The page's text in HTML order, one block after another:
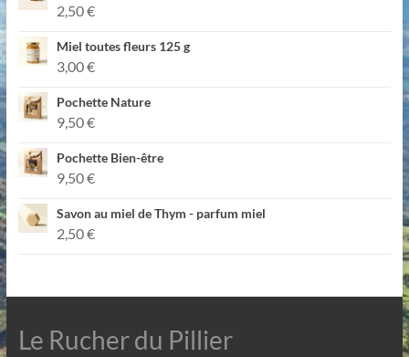
2,50€
Miel toutes fleurs 125 g
3,00€
Pochette Nature
9,50€
Pochette Bien-être
9,50€
Savon au miel de Thym - parfum miel
2,50€
Le Rucher du Pillier